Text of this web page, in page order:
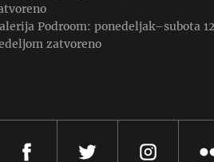
Podroom: ponedeljak–subota
zatvoreno